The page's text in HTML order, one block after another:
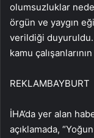
olumsuzluklar
örgün ve yaygın
verildiği duyuruldu.
kamu
REKLAMBAYBURT
İHA’da yer alan
açıklamada,